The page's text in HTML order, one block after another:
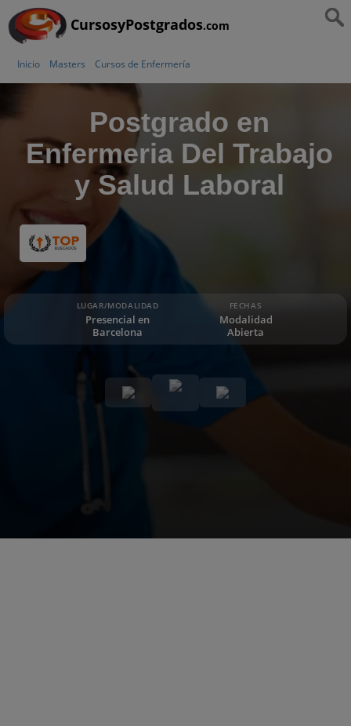
CursosyPostgrados.com
Inicio Masters Cursos de Enfermería
Postgrado en
Enfermeria Del Trabajo
y Salud Laboral
LUGAR/MODALIDAD
Presencial en
Barcelona
FECHAS
Modalidad
Abierta